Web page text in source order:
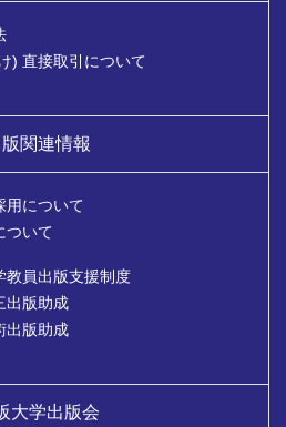
) 直接取引について
関連情報
用について
ついて
教員出版支援制度
出版助成
出版助成
大学出版会